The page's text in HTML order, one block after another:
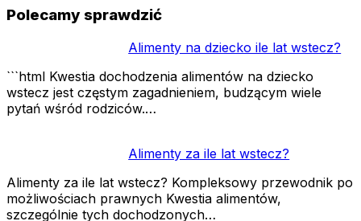
Polecamy sprawdzić
Alimenty na dziecko ile lat wstecz?
```html Kwestia dochodzenia alimentów na dziecko
wstecz jest częstym zagadnieniem, budzącym wiele
pytań wśród rodziców.…
Alimenty za ile lat wstecz?
Alimenty za ile lat wstecz? Kompleksowy przewodnik po
możliwościach prawnych Kwestia alimentów,
szczególnie tych dochodzonych…